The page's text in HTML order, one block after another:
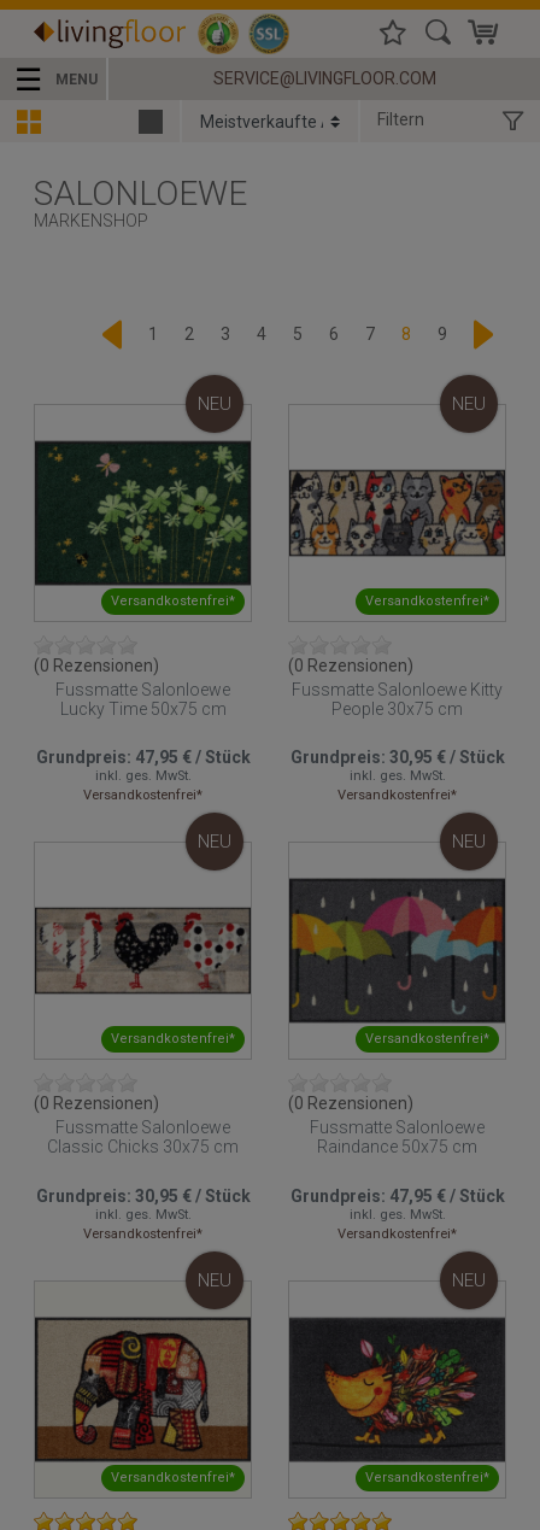
☰ MENU SERVICE@LIVINGFLOOR.COM
Filtern
SALONLOEWE
MARKENSHOP
1 2 3 4 5 6 7 8 9
Versandkostenfrei*
NEU
(0 Rezensionen)
Fussmatte Salonloewe
Lucky Time 50x75 cm
Grundpreis: 47,95 €/Stück
inkl. ges. MwSt.
Versandkostenfrei*
Versandkostenfrei*
NEU
(0 Rezensionen)
Fussmatte Salonloewe Kitty
People 30x75 cm
Grundpreis: 30,95 €/Stück
inkl. ges. MwSt.
Versandkostenfrei*
Versandkostenfrei*
NEU
(0 Rezensionen)
Fussmatte Salonloewe
Classic Chicks 30x75 cm
Grundpreis: 30,95 €/Stück
inkl. ges. MwSt.
Versandkostenfrei*
Versandkostenfrei*
NEU
(0 Rezensionen)
Fussmatte Salonloewe
Raindance 50x75 cm
Grundpreis: 47,95 €/Stück
inkl. ges. MwSt.
Versandkostenfrei*
Versandkostenfrei*
NEU
Versandkostenfrei*
NEU